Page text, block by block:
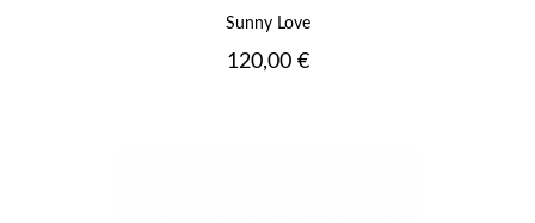
Sunny Love
Prix
120,00 €